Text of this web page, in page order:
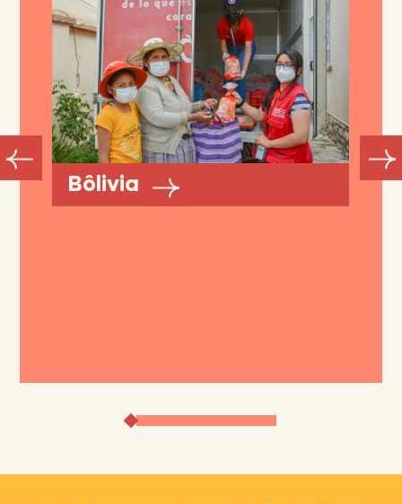
Bôlivia